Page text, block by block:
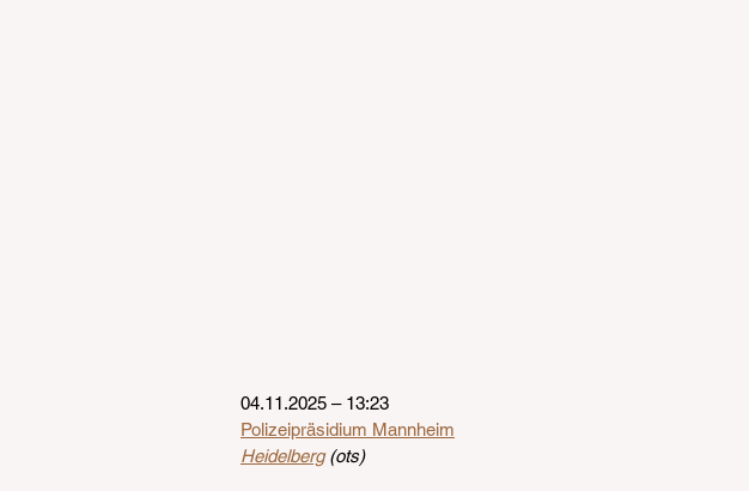
04.11.2025 – 13:23
Polizeipräsidium Mannheim
Heidelberg (ots)